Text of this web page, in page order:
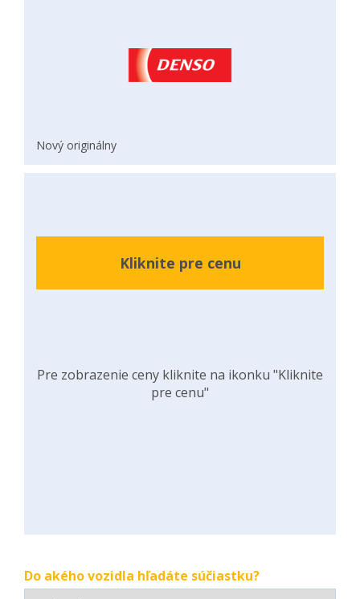
Nový originálny
Kliknite pre cenu
Pre zobrazenie ceny kliknite na ikonku "Kliknite
pre cenu"
Do akého vozidla hľadáte súčiastku?